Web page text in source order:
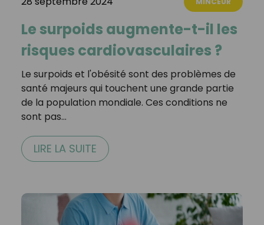
Le surpoids augmente-t-il les
risques cardiovasculaires ?
Le surpoids et l'obésité sont des problèmes de
santé majeurs qui touchent une grande partie
de la population mondiale. Ces conditions ne
sont pas…
LIRE LA SUITE